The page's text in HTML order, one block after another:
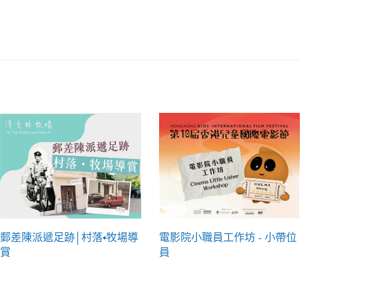
郵差陳派遞足跡│村落•牧場導
賞
電影院小職員工作坊 - 小帶位
員